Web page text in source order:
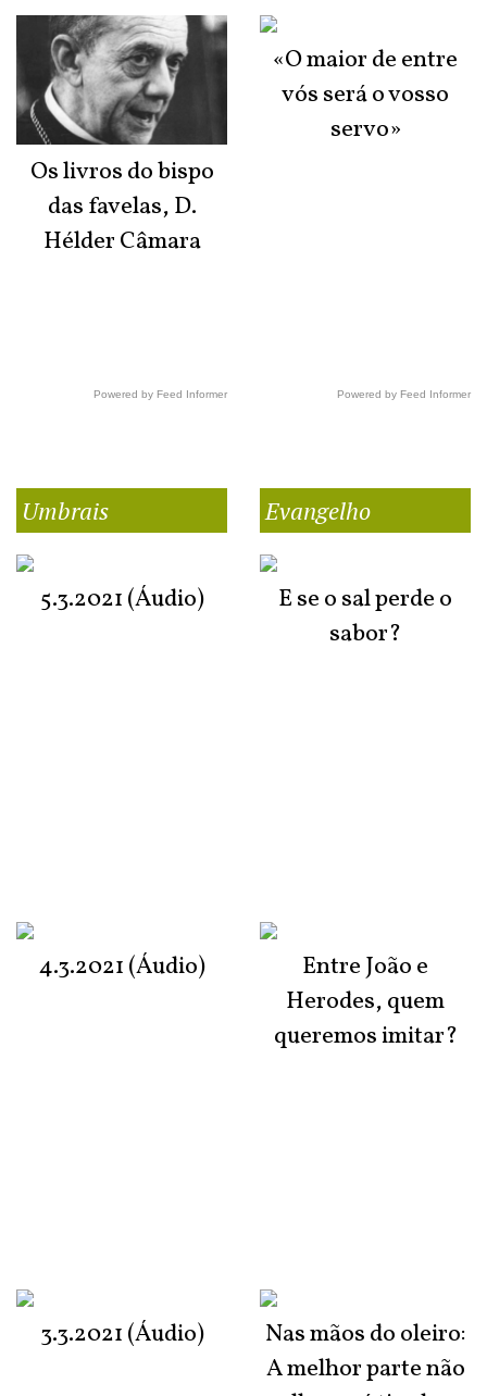
Os livros do bispo
das favelas, D.
Hélder Câmara
Powered by Feed Informer
«O maior de entre
vós será o vosso
servo»
Powered by Feed Informer
Umbrais
5.3.2021 (Áudio)
4.3.2021 (Áudio)
3.3.2021 (Áudio)
Evangelho
E se o sal perde o
sabor?
Entre João e
Herodes, quem
queremos imitar?
Nas mãos do oleiro:
A melhor parte não